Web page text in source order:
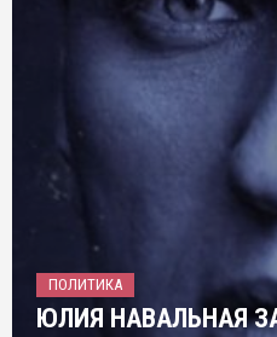
ПОЛИТИКА
ЮЛИЯ НАВАЛЬНАЯ